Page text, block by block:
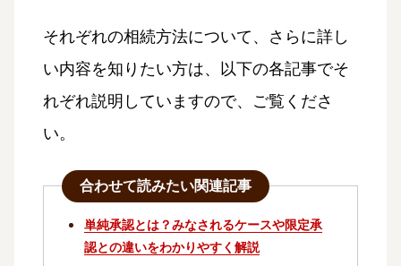
それぞれの相続方法について、さらに詳し
い内容を知りたい方は、以下の各記事でそ
れぞれ説明していますので、ご覧くださ
い。
合わせて読みたい関連記事
単純承認とは？みなされるケースや限定承
認との違いをわかりやすく解説